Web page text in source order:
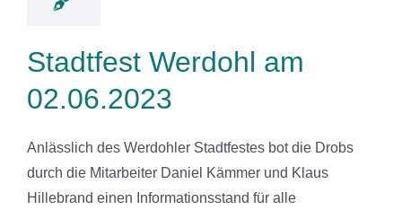
Stadtfest Werdohl am
02.06.2023
Anlässlich des Werdohler Stadtfestes bot die Drobs
durch die Mitarbeiter Daniel Kämmer und Klaus
Hillebrand einen Informationsstand für alle